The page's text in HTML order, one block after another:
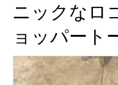
ニックなロ
ョッパート